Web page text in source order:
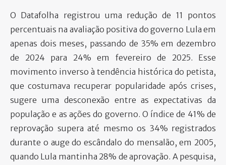
O Datafolha registrou uma redução de 11 pontos
percentuais na avaliação positiva do governo Lula em
apenas dois meses, passando de 35% em dezembro
de 2024 para 24% em fevereiro de 2025. Esse
movimento inverso à tendência histórica do petista,
que costumava recuperar popularidade após crises,
sugere uma desconexão entre as expectativas da
população e as ações do governo. O índice de 41% de
reprovação supera até mesmo os 34% registrados
durante o auge do escândalo do mensalão, em 2005,
quando Lula mantinha 28% de aprovação. A pesquisa,